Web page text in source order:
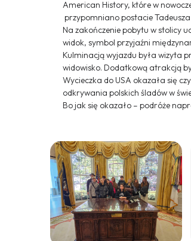
American History, które w
przypomniano postacie
Na zakończenie pobytu w stolicy
widok, symbol przyjaźni
Kulminacją wyjazdu była wizyta
widowisko. Dodatkową atrakcją
Wycieczka do USA okazała się
odkrywania polskich śladów w
Bo jak się okazało – podróże